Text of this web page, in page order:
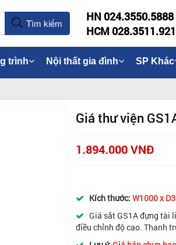
Tìm kiếm
HN 024.3550.5888
HCM
trình Nội thất gia đình SP Khác
Giá thư viện
1.894.000 VNĐ
Kích thước: W1000 x
Giá sắt GS1A đựng tài
điều chỉnh độ cao. Thanh